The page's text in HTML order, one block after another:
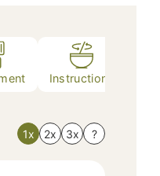
Instructions
1x 2x 3x ?